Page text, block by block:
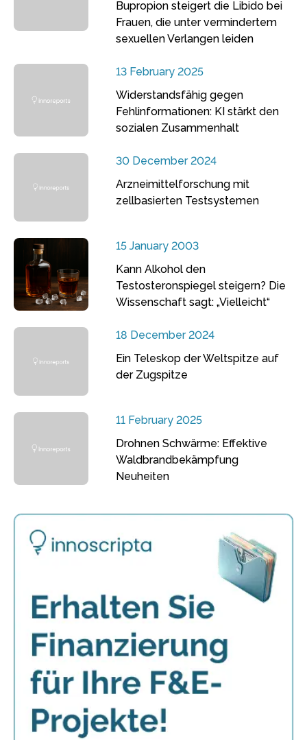
Bupropion steigert die Libido bei
Frauen, die unter vermindertem
sexuellen Verlangen leiden
13 February 2025
Widerstandsfähig gegen
Fehlinformationen: KI stärkt den
sozialen Zusammenhalt
30 December 2024
Arzneimittelforschung mit
zellbasierten Testsystemen
15 January 2003
Kann Alkohol den
Testosteronspiegel steigern? Die
Wissenschaft sagt: „Vielleicht“
18 December 2024
Ein Teleskop der Weltspitze auf
der Zugspitze
11 February 2025
Drohnen Schwärme: Effektive
Waldbrandbekämpfung
Neuheiten